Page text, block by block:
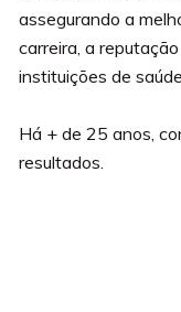
assegurando a
carreira, a
instituições de
Há + de 25 anos,
resultados.